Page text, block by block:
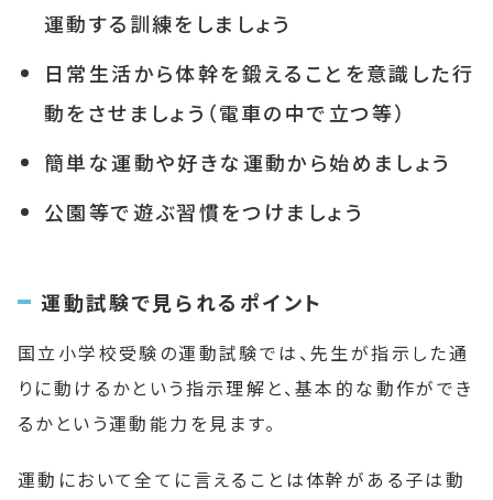
運動する訓練をしましょう
日常生活から体幹を鍛えることを意識した行
動をさせましょう（電車の中で立つ等）
簡単な運動や好きな運動から始めましょう
公園等で遊ぶ習慣をつけましょう
運動試験で見られるポイント
国立小学校受験の運動試験では、先生が指示した通
りに動けるかという指示理解と、基本的な動作ができ
るかという運動能力を見ます。
運動において全てに言えることは体幹がある子は動